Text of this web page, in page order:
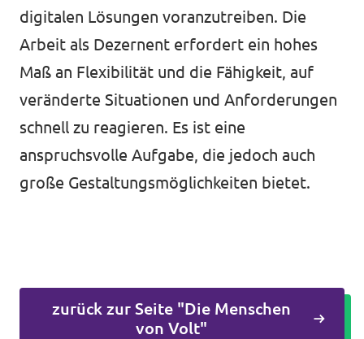
digitalen Lösungen voranzutreiben. Die
Arbeit als Dezernent erfordert ein hohes
Maß an Flexibilität und die Fähigkeit, auf
veränderte Situationen und Anforderungen
schnell zu reagieren. Es ist eine
anspruchsvolle Aufgabe, die jedoch auch
große Gestaltungsmöglichkeiten bietet.
zurück zur Seite "Die Menschen
von Volt"